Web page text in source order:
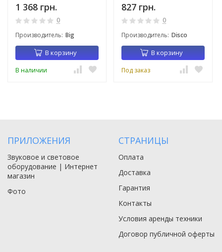
1 368 грн.
0
Производитель: Big
В корзину
В наличии
827 грн.
0
Производитель: Disco
В корзину
Под заказ
ПРИЛОЖЕНИЯ
Звуковое и световое
оборудование | Интернет
магазин
Фото
СТРАНИЦЫ
Оплата
Доставка
Гарантия
Контакты
Условия аренды техники
Договор публичной оферты